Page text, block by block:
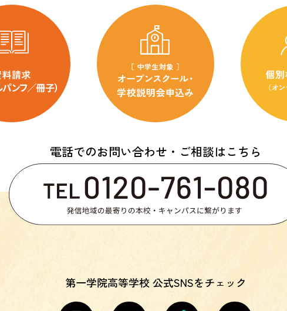
電話でのお問い合わせ・ご相談はこちら
第一学院高等学校 公式SNSをチェック